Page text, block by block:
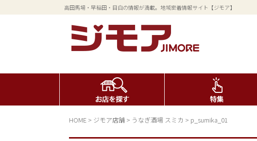
高田馬場・早稲田・目白の情報が満載。地域密着情報サイト【ジモア】
HOME > ジモア店舗 > うなぎ酒場 スミカ > p_sumika_01